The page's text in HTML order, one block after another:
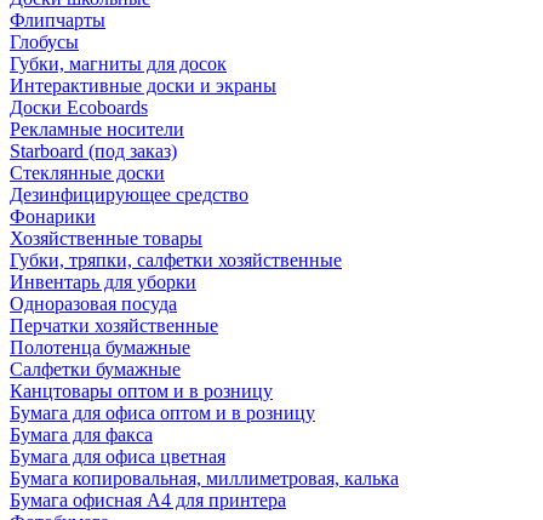
Флипчарты
Глобусы
Губки, магниты для досок
Интерактивные доски и экраны
Доски Ecoboards
Рекламные носители
Starboard (под заказ)
Стеклянные доски
Дезинфицирующее средство
Фонарики
Хозяйственные товары
Губки, тряпки, салфетки хозяйственные
Инвентарь для уборки
Одноразовая посуда
Перчатки хозяйственные
Полотенца бумажные
Салфетки бумажные
Канцтовары оптом и в розницу
Бумага для офиса оптом и в розницу
Бумага для факса
Бумага для офиса цветная
Бумага копировальная, миллиметровая, калька
Бумага офисная А4 для принтера